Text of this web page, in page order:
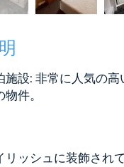
施設: 非常に人気の
件。
リッシュに装飾され